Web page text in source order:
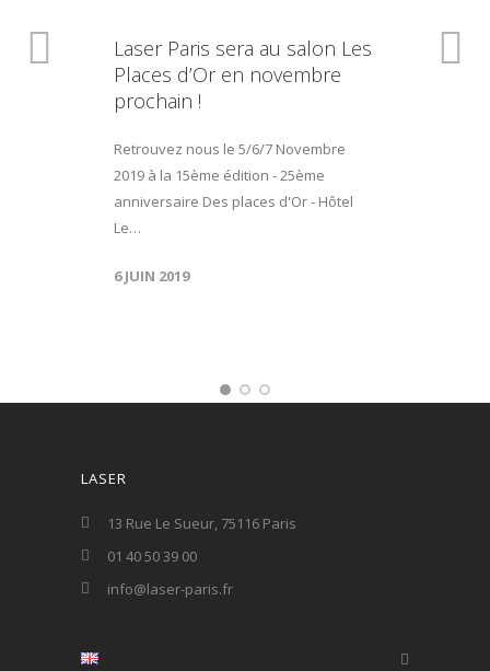
Laser Paris sera au salon Les
Places d’Or en novembre
prochain !
Retrouvez nous le 5/6/7 Novembre
2019 à la 15ème édition - 25ème
anniversaire Des places d'Or - Hôtel
Le…
6 JUIN 2019
LASER
13 Rue Le Sueur, 75116 Paris
01 40 50 39 00
info@laser-paris.fr